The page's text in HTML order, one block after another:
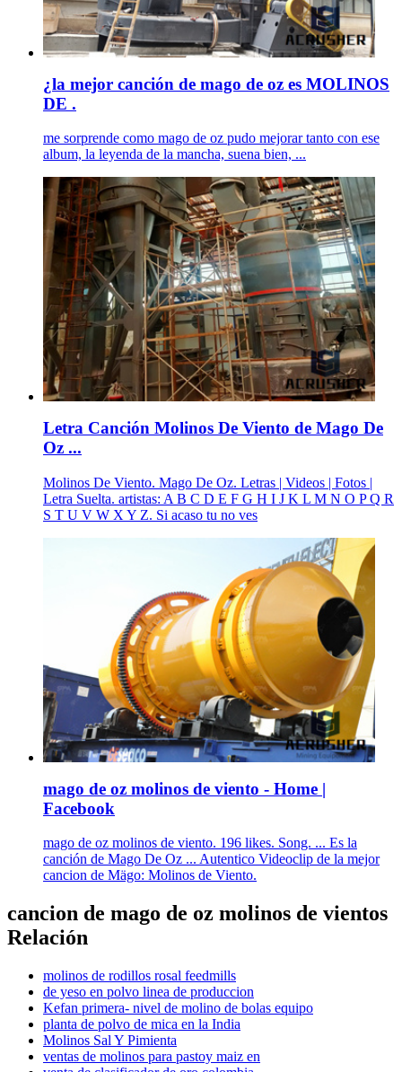
¿la mejor canción de mago de oz es MOLINOS
DE .
me sorprende como mago de oz pudo mejorar tanto con ese
album, la leyenda de la mancha, suena bien, ...
Letra Canción Molinos De Viento de Mago De
Oz ...
Molinos De Viento. Mago De Oz. Letras | Videos | Fotos |
Letra Suelta. artistas: A B C D E F G H I J K L M N O P Q R
S T U V W X Y Z. Si acaso tu no ves
mago de oz molinos de viento - Home |
Facebook
mago de oz molinos de viento. 196 likes. Song. ... Es la
canción de Mago De Oz ... Autentico Videoclip de la mejor
cancion de Mägo: Molinos de Viento.
cancion de mago de oz molinos de vientos
Relación
molinos de rodillos rosal feedmills
de yeso en polvo linea de produccion
Kefan primera- nivel de molino de bolas equipo
planta de polvo de mica en la India
Molinos Sal Y Pimienta
ventas de molinos para pastoy maiz en